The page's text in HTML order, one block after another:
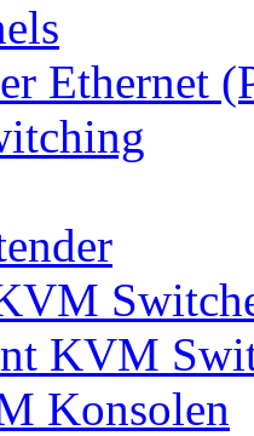
Ethernet
KVM
Konsolen